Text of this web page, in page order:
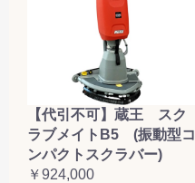
【代引不可】蔵王 スク
ラブメイトB5 (振動型コ
ンパクトスクラバー)
￥924,000